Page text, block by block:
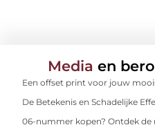
Media en
Een offset print voor jouw
De Betekenis en Schadelijke
06-nummer kopen? Ontdek